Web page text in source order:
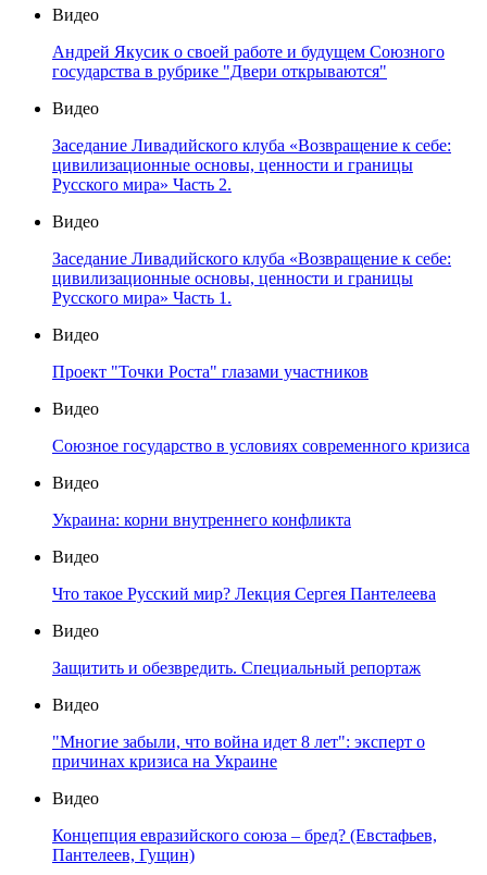
Видео
Андрей Якусик о своей работе и будущем Союзного
государства в рубрике "Двери открываются"
Видео
Заседание Ливадийского клуба «Возвращение к себе:
цивилизационные основы, ценности и границы
Русского мира» Часть 2.
Видео
Заседание Ливадийского клуба «Возвращение к себе:
цивилизационные основы, ценности и границы
Русского мира» Часть 1.
Видео
Проект "Точки Роста" глазами участников
Видео
Союзное государство в условиях современного кризиса
Видео
Украина: корни внутреннего конфликта
Видео
Что такое Русский мир? Лекция Сергея Пантелеева
Видео
Защитить и обезвредить. Специальный репортаж
Видео
"Многие забыли, что война идет 8 лет": эксперт о
причинах кризиса на Украине
Видео
Концепция евразийского союза – бред? (Евстафьев,
Пантелеев, Гущин)